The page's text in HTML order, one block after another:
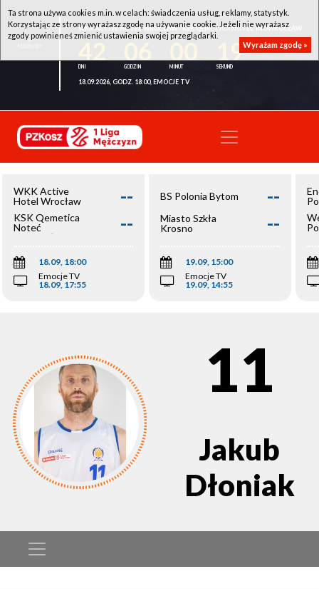
WKK ACTIVE HOTEL WROCŁAW - KSK QEMETICA NOTEĆ INOWROCŁAW
19
18.09.2026, GODZ. 18:00, EMOCJE TV
WKK Active
Hotel Wrocław
--
KSK Qemetica
Noteć
Inowrocław
--
18.09, 18:00
Emocje TV
18.09, 17:55
BS Polonia Bytom --
Miasto Szkła
Krosno
--
19.09, 15:00
Emocje TV
19.09, 14:55
11
Jakub
Dłoniak
Ta strona używa cookies m.in. w celach: świadczenia usług, reklamy, statystyk.
Korzystając ze strony wyrażasz zgodę na używanie cookie. Jeżeli nie wyrażasz
zgody powinieneś zmienić ustawienia swojej przeglądarki.
Wyrażam zgodę »